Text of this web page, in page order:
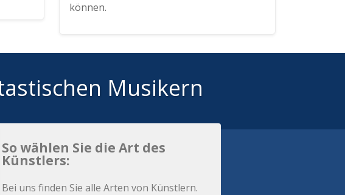
können.
Musikern
So wählen Sie die Art des
Künstlers:
Bei uns finden Sie alle Arten von Künstlern.